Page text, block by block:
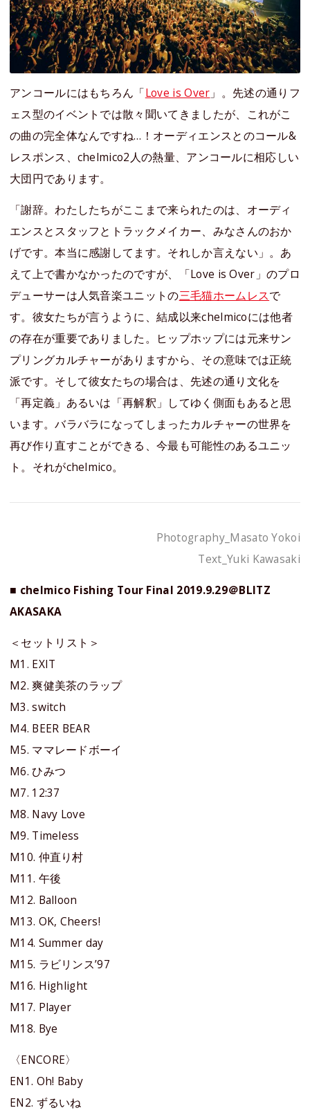
アンコールにはもちろん「Love is Over」。先述の通りフ
ェス型のイベントでは散々聞いてきましたが、これがこ
の曲の完全体なんですね…！オーディエンスとのコール&
レスポンス、chelmico2人の熱量、アンコールに相応しい
大団円であります。
「謝辞。わたしたちがここまで来られたのは、オーディ
エンスとスタッフとトラックメイカー、みなさんのおか
げです。本当に感謝してます。それしか言えない」。あ
えて上で書かなかったのですが、「Love is Over」のプロ
デューサーは人気音楽ユニットの三毛猫ホームレスで
す。彼女たちが言うように、結成以来chelmicoには他者
の存在が重要でありました。ヒップホップには元来サン
プリングカルチャーがありますから、その意味では正統
派です。そして彼女たちの場合は、先述の通り文化を
「再定義」あるいは「再解釈」してゆく側面もあると思
います。バラバラになってしまったカルチャーの世界を
再び作り直すことができる、今最も可能性のあるユニッ
ト。それがchelmico。
Photography_Masato Yokoi
Text_Yuki Kawasaki
■ chelmico Fishing Tour Final 2019.9.29＠BLITZ
AKASAKA
＜セットリスト＞
M1. EXIT
M2. 爽健美茶のラップ
M3. switch
M4. BEER BEAR
M5. ママレードボーイ
M6. ひみつ
M7. 12:37
M8. Navy Love
M9. Timeless
M10. 仲直り村
M11. 午後
M12. Balloon
M13. OK, Cheers!
M14. Summer day
M15. ラビリンス’97
M16. Highlight
M17. Player
M18. Bye
〈ENCORE〉
EN1. Oh! Baby
EN2. ずるいね